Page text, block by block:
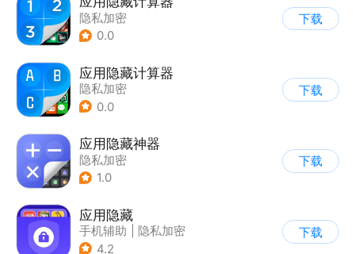
隐私加密
0.0
下载
应用隐藏计算器
隐私加密
0.0
下载
应用隐藏神器
隐私加密
1.0
下载
应用隐藏
手机辅助
隐私加密
4.2
下载